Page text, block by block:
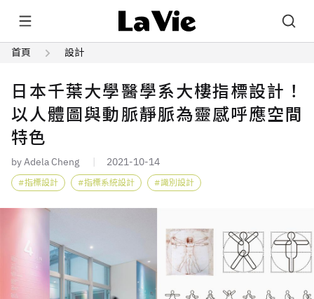
首頁 設計
日本千葉大學醫學系大樓指標設計！
以人體圖與動脈靜脈為靈感呼應空間
特色
by Adela Cheng 2021-10-14
指標設計 指標系統設計 識別設計